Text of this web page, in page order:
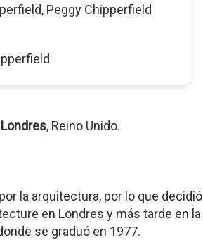
Peggy Chipperfield
Londres, Reino Unido.
la arquitectura, por lo que decidió
en Londres y más tarde en la
se graduó en 1977.